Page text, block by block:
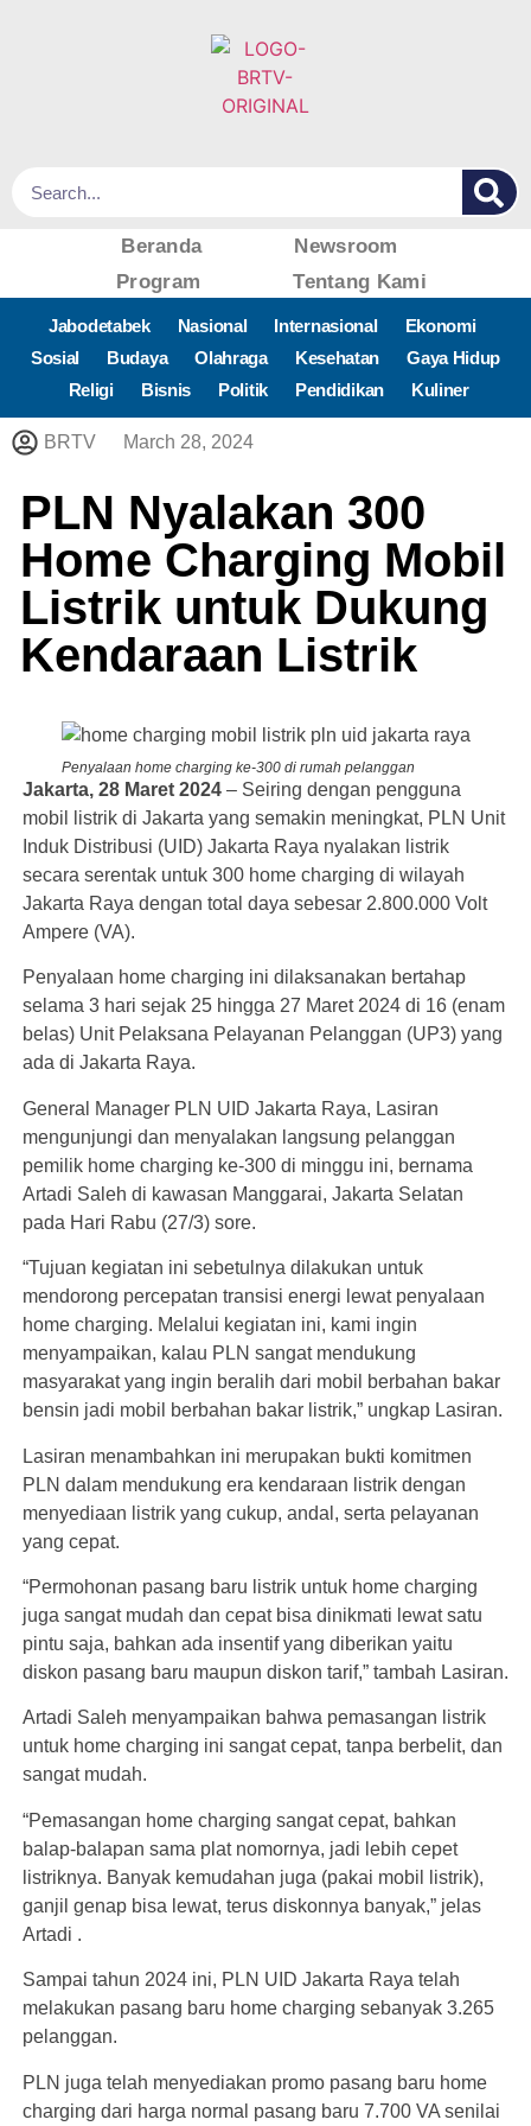
Beranda
Newsroom
Program
Tentang Kami
Jabodetabek Nasional Internasional
Ekonomi
Sosial
Budaya Olahraga Kesehatan
Gaya Hidup
Religi
Bisnis Politik Pendidikan Kuliner
BRTV March 28, 2024
PLN Nyalakan 300
Home Charging Mobil
Listrik untuk Dukung
Kendaraan Listrik
Penyalaan home charging ke-300 di rumah pelanggan
Jakarta, 28 Maret 2024 – Seiring dengan pengguna
mobil listrik di Jakarta yang semakin meningkat, PLN Unit
Induk Distribusi (UID) Jakarta Raya nyalakan listrik
secara serentak untuk 300 home charging di wilayah
Jakarta Raya dengan total daya sebesar 2.800.000 Volt
Ampere (VA).
Penyalaan home charging ini dilaksanakan bertahap
selama 3 hari sejak 25 hingga 27 Maret 2024 di 16 (enam
belas) Unit Pelaksana Pelayanan Pelanggan (UP3) yang
ada di Jakarta Raya.
General Manager PLN UID Jakarta Raya, Lasiran
mengunjungi dan menyalakan langsung pelanggan
pemilik home charging ke-300 di minggu ini, bernama
Artadi Saleh di kawasan Manggarai, Jakarta Selatan
pada Hari Rabu (27/3) sore.
“Tujuan kegiatan ini sebetulnya dilakukan untuk
mendorong percepatan transisi energi lewat penyalaan
home charging. Melalui kegiatan ini, kami ingin
menyampaikan, kalau PLN sangat mendukung
masyarakat yang ingin beralih dari mobil berbahan bakar
bensin jadi mobil berbahan bakar listrik,” ungkap Lasiran.
Lasiran menambahkan ini merupakan bukti komitmen
PLN dalam mendukung era kendaraan listrik dengan
menyediaan listrik yang cukup, andal, serta pelayanan
yang cepat.
“Permohonan pasang baru listrik untuk home charging
juga sangat mudah dan cepat bisa dinikmati lewat satu
pintu saja, bahkan ada insentif yang diberikan yaitu
diskon pasang baru maupun diskon tarif,” tambah Lasiran.
Artadi Saleh menyampaikan bahwa pemasangan listrik
untuk home charging ini sangat cepat, tanpa berbelit, dan
sangat mudah.
“Pemasangan home charging sangat cepat, bahkan
balap-balapan sama plat nomornya, jadi lebih cepet
listriknya. Banyak kemudahan juga (pakai mobil listrik),
ganjil genap bisa lewat, terus diskonnya banyak,” jelas
Artadi .
Sampai tahun 2024 ini, PLN UID Jakarta Raya telah
melakukan pasang baru home charging sebanyak 3.265
pelanggan.
PLN juga telah menyediakan promo pasang baru home
charging dari harga normal pasang baru 7.700 VA senilai